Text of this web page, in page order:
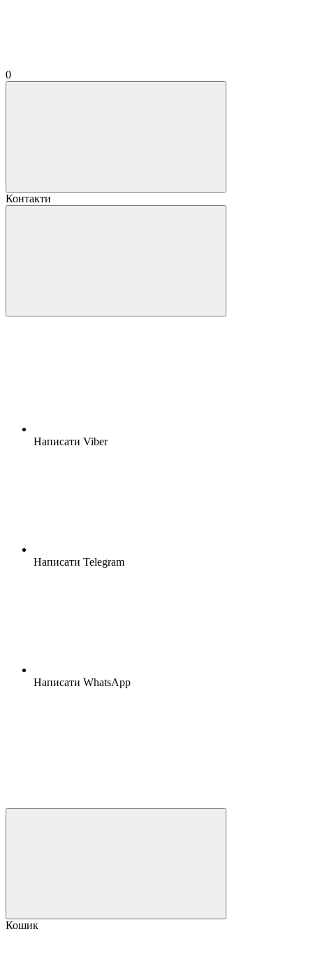
0
Контакти
Написати Viber
Написати Telegram
Написати WhatsApp
Кошик